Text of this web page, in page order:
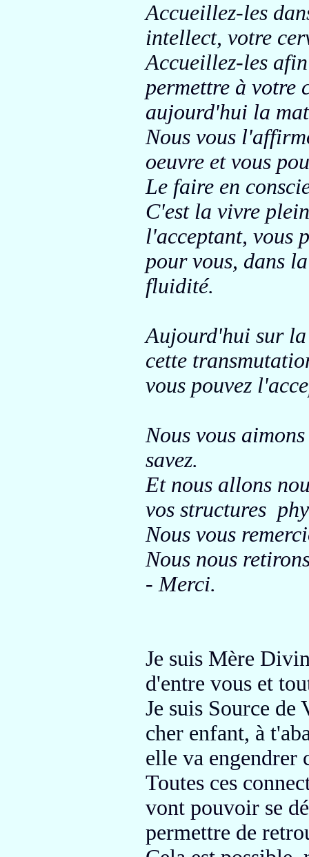
Accueillez-les
intellect, votre
Accueillez-les
permettre à votre
aujourd'hui la
Nous vous
oeuvre et vous
Le faire en
C'est la vivre
l'acceptant, vous
pour vous, dans
fluidité.
Aujourd'hui sur
cette
vous pouvez
Nous vous
savez.
Et nous allons
vos structures
Nous vous
Nous nous
- Merci.
Je suis Mère
d'entre vous et
Je suis Source
cher enfant, à
elle va engendrer
Toutes ces
vont pouvoir se
permettre de